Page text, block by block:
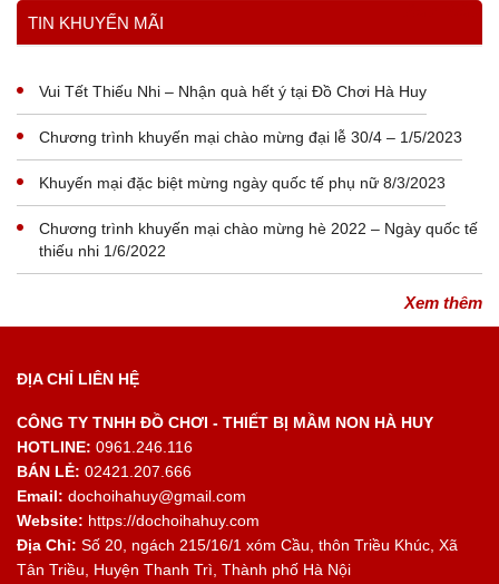
Xem thêm
TIN KHUYẾN MÃI
Vui Tết Thiếu Nhi – Nhận quà hết ý tại Đồ Chơi Hà Huy
Chương trình khuyến mại chào mừng đại lễ 30/4 – 1/5/2023
Khuyến mại đặc biệt mừng ngày quốc tế phụ nữ 8/3/2023
Chương trình khuyến mại chào mừng hè 2022 – Ngày quốc tế
thiếu nhi 1/6/2022
Xem thêm
ĐỊA CHỈ LIÊN HỆ
CÔNG TY TNHH ĐỒ CHƠI - THIẾT BỊ MẦM NON HÀ HUY
HOTLINE: 0961.246.116
BÁN LẺ: 02421.207.666
Email: dochoihahuy@gmail.com
Website: https://dochoihahuy.com
Địa Chỉ: Số 20, ngách 215/16/1 xóm Cầu, thôn Triều Khúc, Xã
Tân Triều, Huyện Thanh Trì, Thành phố Hà Nội